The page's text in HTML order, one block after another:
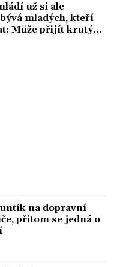
už si ale
mladých, kteří
Může přijít krutý
odbornice
na dopravní
přitom se jedná o